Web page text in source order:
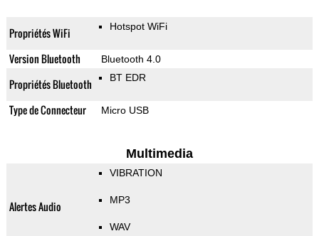
Propriétés WiFi Hotspot WiFi
Version Bluetooth Bluetooth 4.0
Propriétés Bluetooth BT EDR
Type de Connecteur Micro USB
Multimedia
Alertes Audio
VIBRATION
MP3
WAV